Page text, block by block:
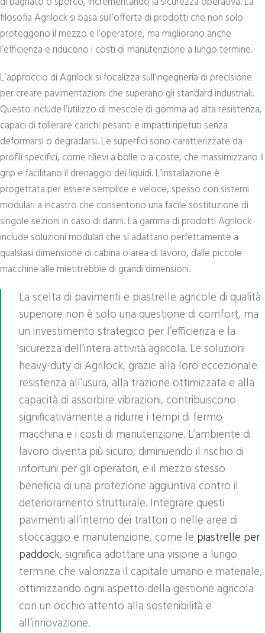
filosofia Agrilock si basa sull’offerta di prodotti che non solo
proteggono il mezzo e l’operatore, ma migliorano anche
l’efficienza e riducono i costi di manutenzione a lungo termine.
L’approccio di Agrilock si focalizza sull’ingegneria di precisione
per creare pavimentazioni che superano gli standard industriali.
Questo include l’utilizzo di mescole di gomma ad alta resistenza,
capaci di tollerare carichi pesanti e impatti ripetuti senza
deformarsi o degradarsi. Le superfici sono caratterizzate da
profili specifici, come rilievi a bolle o a coste, che massimizzano il
grip e facilitano il drenaggio dei liquidi. L’installazione è
progettata per essere semplice e veloce, spesso con sistemi
modulari a incastro che consentono una facile sostituzione di
singole sezioni in caso di danni. La gamma di prodotti Agrilock
include soluzioni modulari che si adattano perfettamente a
qualsiasi dimensione di cabina o area di lavoro, dalle piccole
macchine alle mietitrebbie di grandi dimensioni.
La scelta di pavimenti e piastrelle agricole di qualità
superiore non è solo una questione di comfort, ma
un investimento strategico per l’efficienza e la
sicurezza dell’intera attività agricola. Le soluzioni
heavy-duty di Agrilock, grazie alla loro eccezionale
resistenza all’usura, alla trazione ottimizzata e alla
capacità di assorbire vibrazioni, contribuiscono
significativamente a ridurre i tempi di fermo
macchina e i costi di manutenzione. L’ambiente di
lavoro diventa più sicuro, diminuendo il rischio di
infortuni per gli operatori, e il mezzo stesso
beneficia di una protezione aggiuntiva contro il
deterioramento strutturale. Integrare questi
pavimenti all’interno dei trattori o nelle aree di
stoccaggio e manutenzione, come le piastrelle per
paddock, significa adottare una visione a lungo
termine che valorizza il capitale umano e materiale,
ottimizzando ogni aspetto della gestione agricola
con un occhio attento alla sostenibilità e
all’innovazione.